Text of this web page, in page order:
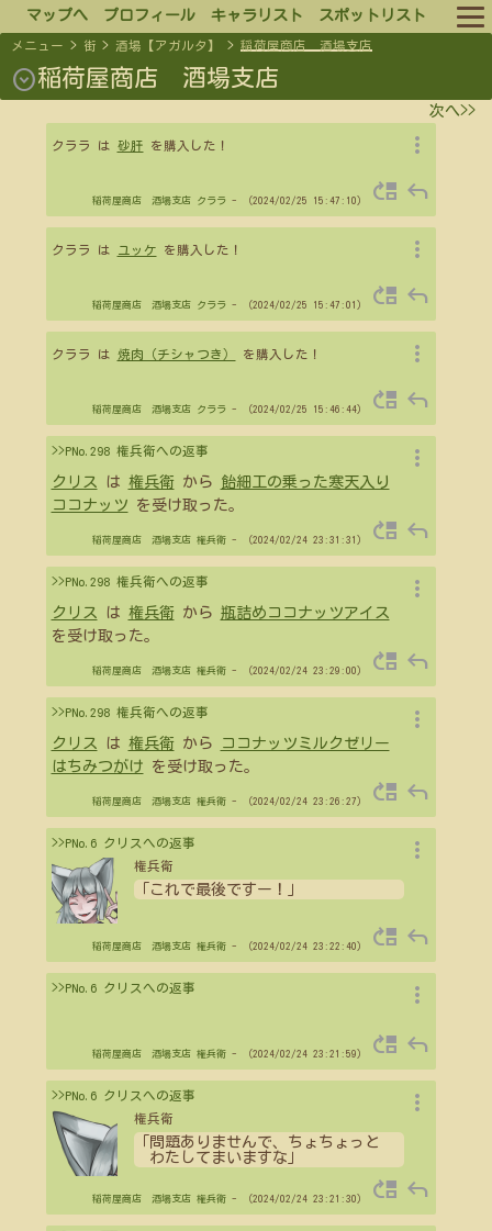
マップへ プロフィール キャラリスト スポットリスト
ログイン
メニュー > 街 > 酒場【アガルタ】 > 稲荷屋商店 酒場支店
expand_circle_down稲荷屋商店 酒場支店
次へ>>
クララ は 砂肝 を購入した！ more_vert
稲荷屋商店 酒場支店 クララ- （2024/02/25 15:47:10） move_up reply
クララ は ユッケ を購入した！ more_vert
稲荷屋商店 酒場支店 クララ- （2024/02/25 15:47:01） move_up reply
クララ は 焼肉（チシャつき） を購入した！ more_vert
稲荷屋商店 酒場支店 クララ- （2024/02/25 15:46:44） move_up reply
>>PNo.298 権兵衛への返事
クリス は 権兵衛から
飴細工の乗った寒天入り
ココナッツ を受け取った。
more_vert
稲荷屋商店 酒場支店 権兵衛- （2024/02/24 23:31:31） move_up reply
>>PNo.298 権兵衛への返事
クリス は 権兵衛から 瓶詰めココナッツアイス
を受け取った。
more_vert
稲荷屋商店 酒場支店 権兵衛- （2024/02/24 23:29:00） move_up reply
>>PNo.298 権兵衛への返事
クリス は 権兵衛から
ココナッツミルクゼリー
はちみつがけ を受け取った。
more_vert
稲荷屋商店 酒場支店 権兵衛- （2024/02/24 23:26:27） move_up reply
>>PNo.6 クリスへの返事
権兵衛
「これで最後ですー！」
more_vert
稲荷屋商店 酒場支店 権兵衛- （2024/02/24 23:22:40） move_up reply
>>PNo.6 クリスへの返事 more_vert
稲荷屋商店 酒場支店 権兵衛- （2024/02/24 23:21:59） move_up reply
>>PNo.6 クリスへの返事
権兵衛
「問題ありませんで、ちょちょっと
わたしてまいますな」
more_vert
稲荷屋商店 酒場支店 権兵衛- （2024/02/24 23:21:30） move_up reply